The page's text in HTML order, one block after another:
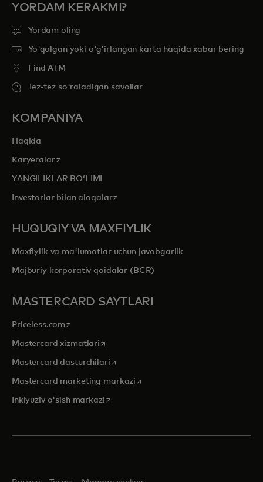
YORDAM KERAKMI?
Yordam oling
Yo'qolgan yoki o'g'irlangan karta haqida xabar bering
Find ATM
Tez-tez so'raladigan savollar
KOMPANIYA
Haqida
Karyeralaropens in a new tab
YANGILIKLAR BOʻLIMI
Investorlar bilan aloqalaropens in a new tab
HUQUQIY VA MAXFIYLIK
Maxfiylik va ma'lumotlar uchun javobgarlik
Majburiy korporativ qoidalar (BCR)
MASTERCARD SAYTLARI
Priceless.com opens in a new tab
Mastercard xizmatlari opens in a new tab
Mastercard dasturchilariopens in a new tab
Mastercard marketing markazi opens in a new tab
Inklyuziv o'sish markaziopens in a new tab